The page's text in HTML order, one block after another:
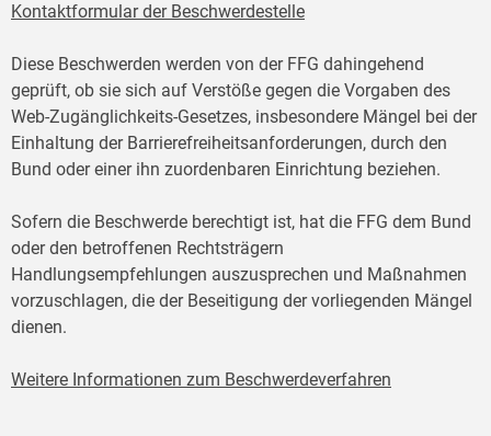
Kontaktformular der Beschwerdestelle
Diese Beschwerden werden von der FFG dahingehend
geprüft, ob sie sich auf Verstöße gegen die Vorgaben des
Web-Zugänglichkeits-Gesetzes, insbesondere Mängel bei der
Einhaltung der Barrierefreiheitsanforderungen, durch den
Bund oder einer ihn zuordenbaren Einrichtung beziehen.
Sofern die Beschwerde berechtigt ist, hat die FFG dem Bund
oder den betroffenen Rechtsträgern
Handlungsempfehlungen auszusprechen und Maßnahmen
vorzuschlagen, die der Beseitigung der vorliegenden Mängel
dienen.
Weitere Informationen zum Beschwerdeverfahren